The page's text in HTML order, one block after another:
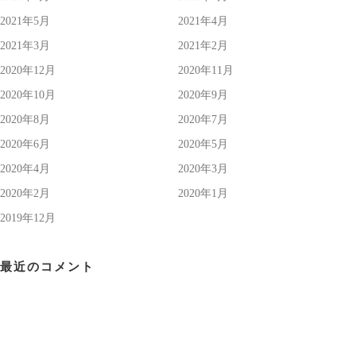
2021年5月 2021年4月
2021年3月 2021年2月
2020年12月 2020年11月
2020年10月 2020年9月
2020年8月 2020年7月
2020年6月 2020年5月
2020年4月 2020年3月
2020年2月 2020年1月
2019年12月
最近のコメント